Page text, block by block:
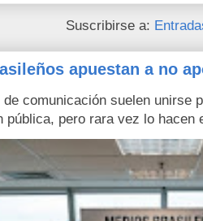
Suscribirse a:
apuestan a no
comunicación suelen unirse
pública, pero rara vez lo hacen